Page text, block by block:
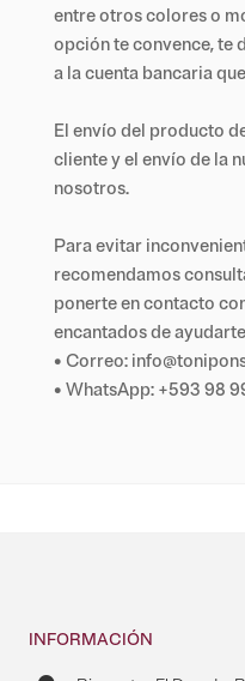
entre otros colores o
opción te convence, te
a la cuenta bancaria
El envío del producto
cliente y el envío de la
nosotros.
Para evitar
recomendamos
ponerte en contacto
encantados de
• Correo:
• WhatsApp: +593 98
INFORMACIÓN